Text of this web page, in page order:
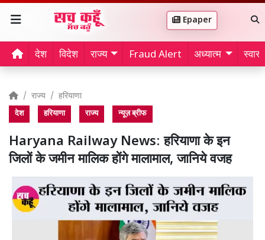
Epaper
देश विदेश राज्य Fraud Alert अध्यात्म
राज्य हरियाणा
देश हरियाणा राज्य न्यूज़ ब्रीफ
Haryana Railway News: हरियाणा के इन
जिलों के जमीन मालिक होंगे मालामाल, जानिये वजह